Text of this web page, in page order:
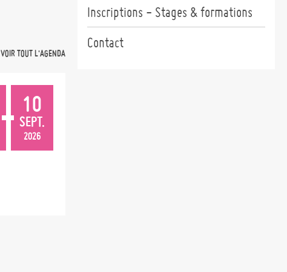
VOIR TOUT L'AGENDA
10
SEPT.
2026
Inscriptions - Stages & formations
Contact